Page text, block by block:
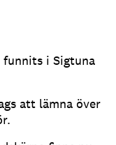
funnits i Sigtuna
att lämna över